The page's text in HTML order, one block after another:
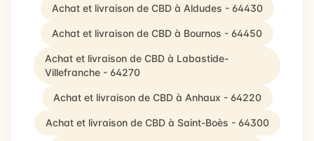
Achat et livraison de CBD à Aldudes - 64430
Achat et livraison de CBD à Bournos - 64450
Achat et livraison de CBD à Labastide-
Villefranche - 64270
Achat et livraison de CBD à Anhaux - 64220
Achat et livraison de CBD à Saint-Boès - 64300